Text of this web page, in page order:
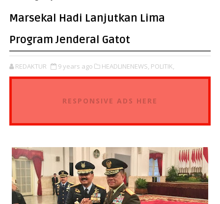
Marsekal Hadi Lanjutkan Lima
Program Jenderal Gatot
REDAKTUR 9 years ago HEADLINENEWS, POLITIK,
RESPONSIVE ADS HERE